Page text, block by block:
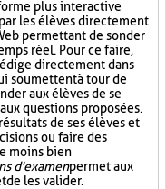
plus interactive
les élèves directement
permettant de sonder
réel. Pour ce faire,
directement dans
soumettent à tour de
aux élèves de se
questions proposées.
de ses élèves et
ou faire des
moins bien
d'examenpermet aux
de les valider.